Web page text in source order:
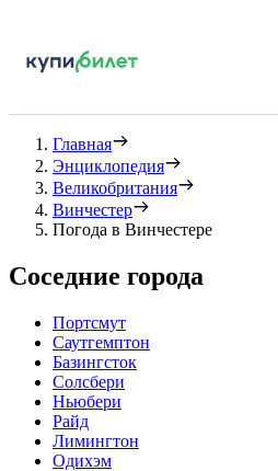
Главная
Энциклопедия
Великобритания
Винчестер
Погода в Винчестере
Соседние города
Портсмут
Саутгемптон
Базингсток
Солсбери
Ньюбери
Райд
Лимингтон
Одихэм